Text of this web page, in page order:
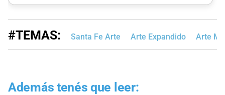
#TEMAS: Santa Fe Arte Arte Expandido Arte
Además tenés que leer: